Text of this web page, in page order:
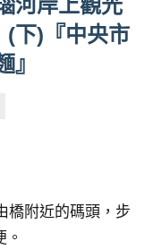
河岸上觀光
(下)『中央市
』
橋附近的碼頭，步